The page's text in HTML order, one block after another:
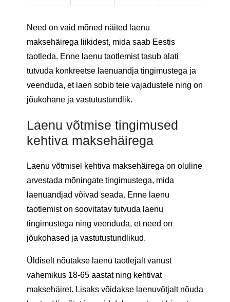
Need on vaid mõned näited laenu
maksehäirega liikidest, mida saab Eestis
taotleda. Enne laenu taotlemist tasub alati
tutvuda konkreetse laenuandja tingimustega ja
veenduda, et laen sobib teie vajadustele ning on
jõukohane ja vastutustundlik.
Laenu võtmise tingimused
kehtiva maksehäirega
Laenu võtmisel kehtiva maksehäirega on oluline
arvestada mõningate tingimustega, mida
laenuandjad võivad seada. Enne laenu
taotlemist on soovitatav tutvuda laenu
tingimustega ning veenduda, et need on
jõukohased ja vastutustundlikud.
Üldiselt nõutakse laenu taotlejalt vanust
vahemikus 18-65 aastat ning kehtivat
maksehäiret. Lisaks võidakse laenuvõtjalt nõuda